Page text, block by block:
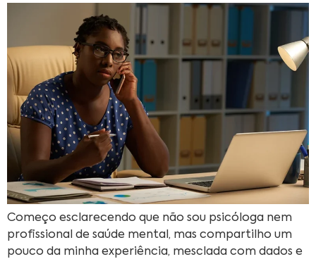
Começo esclarecendo que não sou psicóloga nem
profissional de saúde mental, mas compartilho um
pouco da minha experiência, mesclada com dados e